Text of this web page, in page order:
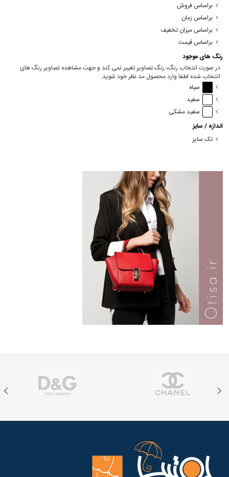
براساس فروش
براساس زمان
براساس میزان تخفیف
براساس قیمت
رنگ های موجود
در صورت انتخاب رنگ، رنگ تصاویر تغییر نمی کند و جهت مشاهده تصاویر رنگ های
انتخاب شده لطفا وارد محصول مد نظر خود شوید.
سیاه
سفید
سفید مشکی
اندازه / سایز
تک سایز